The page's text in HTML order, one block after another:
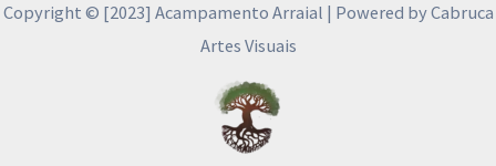
Copyright © [2023] Acampamento Arraial | Powered by Cabruca
Artes Visuais